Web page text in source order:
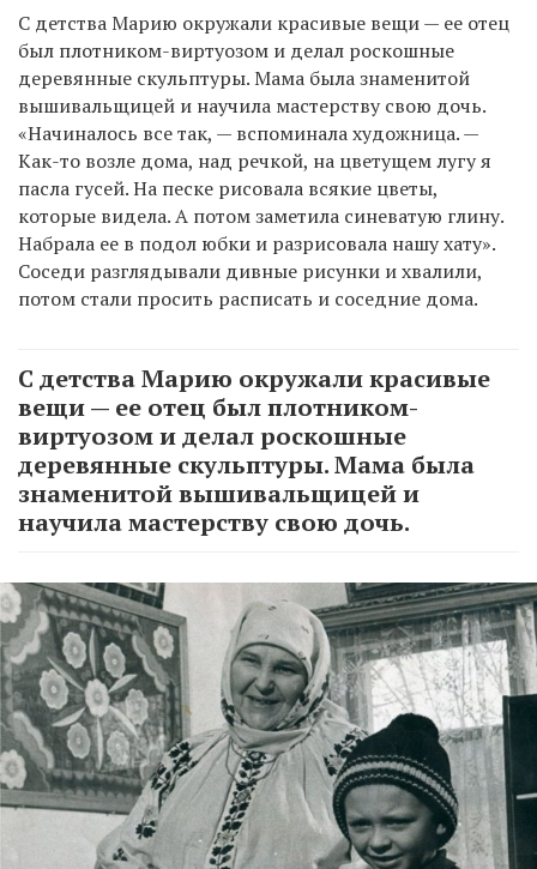
С детства Марию окружали красивые вещи — ее отец
был плотником-виртуозом и делал роскошные
деревянные скульптуры. Мама была знаменитой
вышивальщицей и научила мастерству свою дочь.
«Начиналось все так, — вспоминала художница. —
Как-то возле дома, над речкой, на цветущем лугу я
пасла гусей. На песке рисовала всякие цветы,
которые видела. А потом заметила синеватую глину.
Набрала ее в подол юбки и разрисовала нашу хату».
Соседи разглядывали дивные рисунки и хвалили,
потом стали просить расписать и соседние дома.
С детства Марию окружали красивые
вещи — ее отец был плотником-
виртуозом и делал роскошные
деревянные скульптуры. Мама была
знаменитой вышивальщицей и
научила мастерству свою дочь.